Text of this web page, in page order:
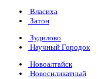
Власиха
Затон
Зудилово
Научный Городок
Новоалтайск
Новосиликатный